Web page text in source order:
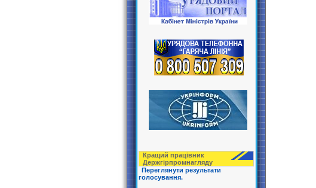
Кращий працівник
Держгірпрoмнагляду
Переглянути результати
голосування.